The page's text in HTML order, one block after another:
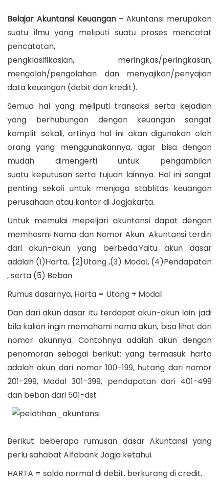
t
i
t
s
t
e
d
o
n
r
e
t
1
2
,
s
t
i
n
Belajar Akuntansi Keuangan– Akuntansi merupakan
suatu ilmu yang meliputi suatu proses mencatat
pencatatan,
pengklasifikasian, meringkas/peringkasan,
mengolah/pengolahan dan menyajikan/penyajian
data keuangan (debit dan kredit).
Semua hal yang meliputi transaksi serta kejadian
yang berhubungan dengan keuangan sangat
komplit sekali, artinya hal ini akan digunakan oleh
orang yang menggunakannya, agar bisa dengan
mudah dimengerti untuk pengambilan
suatu keputusan serta tujuan lainnya. Hal ini sangat
penting sekali untuk menjaga stablitas keuangan
perusahaan atau kantor di Jogjakarta.
Untuk memulai mepeljari akuntansi dapat dengan
memhasmi Nama dan Nomor Akun. Akuntansi terdiri
dari akun-akun yang berbeda.Yaitu akun dasar
adalah (1)Harta, {2}Utang ,(3) Modal, (4)Pendapatan
, serta (5) Beban
Rumus dasarnya, Harta = Utang + Modal
Dan dari akun dasar itu terdapat akun-akun lain. jadi
bila kalian ingin memahami nama akun, bisa lihat dari
nomor akunnya. Contohnya adalah akun dengan
penomoran sebagai berikut: yang termasuk harta
adalah akun dari nomor 100-199, hutang dari nomor
201-299, Modal 301-399, pendapatan dari 401-499
dan beban dari 501-dst
Berikut beberapa rumusan dasar Akuntansi yang
perlu sahabat Alfabank Jogja ketahui.
HARTA = saldo normal di debit. berkurang di credit.